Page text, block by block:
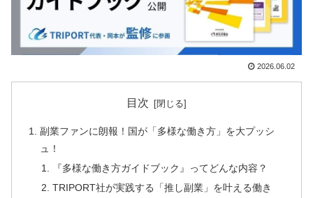
2026.06.02
目次
副業ファンに朗報！国が「多様な働き方」を大プッシ
ュ！
『多様な働き方ガイドブック』ってどんな内容？
TRIPORT社が実践する「推し副業」を叶える働き